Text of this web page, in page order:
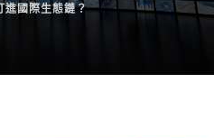
國際生態鏈？